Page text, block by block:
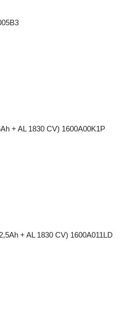
+ AL 1830 CV) 1600A00K1P
+ AL 1830 CV) 1600A011LD